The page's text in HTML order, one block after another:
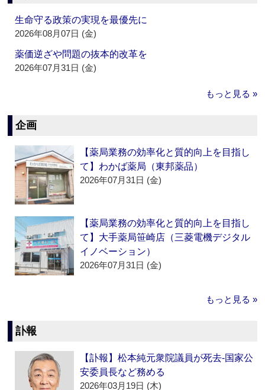
生命守る政策の実現を最優先に
2026年08月07日 (金)
薬価逆ざや問題の抜本的改革を
2026年07月31日 (金)
もっと見る »
企画
【薬局業務の効率化と質的向上を目指し
て】わかば薬局（東邦薬品）
2026年07月31日 (金)
【薬局業務の効率化と質的向上を目指し
て】大手薬局笹崎店（三菱電機デジタル
イノベーション）
2026年07月31日 (金)
もっと見る »
訃報
【訃報】松本純元衆院議員が死去‐国家公
安委員長など務める
2026年03月19日 (木)